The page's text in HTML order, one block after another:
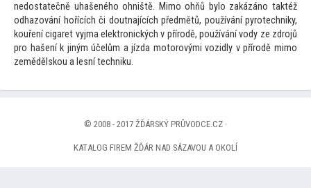
nedostatečně uhašeného ohniště. Mimo ohňů bylo zakázáno taktéž
odhazování hořících či doutnajících předmětů, používání pyrotechniky,
kouření cigaret vyjma elektronických v přírodě, používání vody ze zdrojů
pro hašení k jiným účelům a jízda motorovými vozidly v přírodě mimo
zemědělskou a lesní techniku.
© 2008 - 2017 ŽĎÁRSKÝ PRŮVODCE.CZ ·
KATALOG FIREM ŽĎÁR NAD SÁZAVOU A OKOLÍ